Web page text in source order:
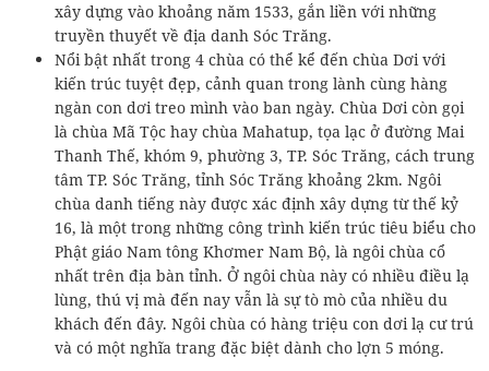
xây dựng vào khoảng năm 1533, gắn liền với những
truyền thuyết về địa danh Sóc Trăng.
Nổi bật nhất trong 4 chùa có thể kể đến chùa Dơi với
kiến trúc tuyệt đẹp, cảnh quan trong lành cùng hàng
ngàn con dơi treo mình vào ban ngày. Chùa Dơi còn gọi
là chùa Mã Tộc hay chùa Mahatup, tọa lạc ở đường Mai
Thanh Thế, khóm 9, phường 3, TP. Sóc Trăng, cách trung
tâm TP. Sóc Trăng, tỉnh Sóc Trăng khoảng 2km. Ngôi
chùa danh tiếng này được xác định xây dựng từ thế kỷ
16, là một trong những công trình kiến trúc tiêu biểu cho
Phật giáo Nam tông Khơmer Nam Bộ, là ngôi chùa cổ
nhất trên địa bàn tỉnh. Ở ngôi chùa này có nhiều điều lạ
lùng, thú vị mà đến nay vẫn là sự tò mò của nhiều du
khách đến đây. Ngôi chùa có hàng triệu con dơi lạ cư trú
và có một nghĩa trang đặc biệt dành cho lợn 5 móng.